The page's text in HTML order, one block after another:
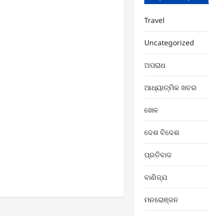
Travel
Uncategorized
ଅପରାଧ
ଆଧ୍ୟାତ୍ମିକ ଖବର
ଖେଳ
ଦେଶ ବିଦେଶ
ପ୍ରତିବାଦ
ବାଣିଜ୍ଯ
ମନରୋଞ୍ଜନ